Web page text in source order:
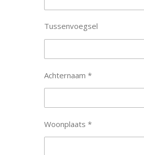
Tussenvoegsel
Achternaam *
Woonplaats *